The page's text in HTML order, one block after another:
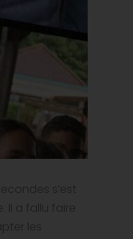
s’est
Il a fallu faire
les